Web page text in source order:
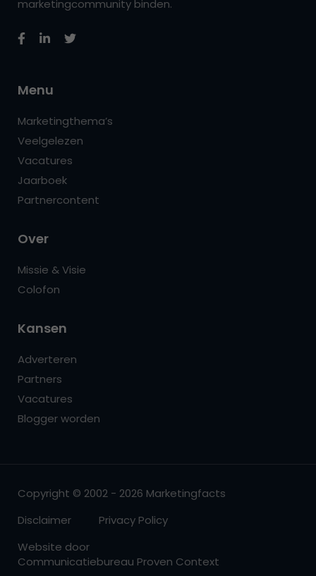
marketingcommunity binden.
Menu
Marketingthema’s
Veelgelezen
Vacatures
Jaarboek
Partnercontent
Over
Missie & Visie
Colofon
Kansen
Adverteren
Partners
Vacatures
Blogger worden
Copyright © 2002 - 2026 Marketingfacts
Disclaimer
Privacy Policy
Website door
Communicatiebureau Proven Context